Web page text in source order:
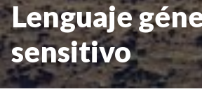
Lenguaje
sensitivo